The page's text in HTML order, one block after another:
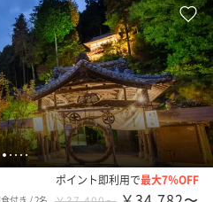
1 2 345
ポイント即利用で最大7％OFF